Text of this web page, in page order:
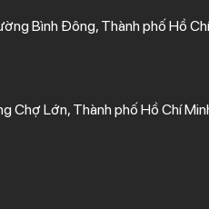
Bình Đông, Thành phố Hồ
Chợ Lớn, Thành phố Hồ Chí